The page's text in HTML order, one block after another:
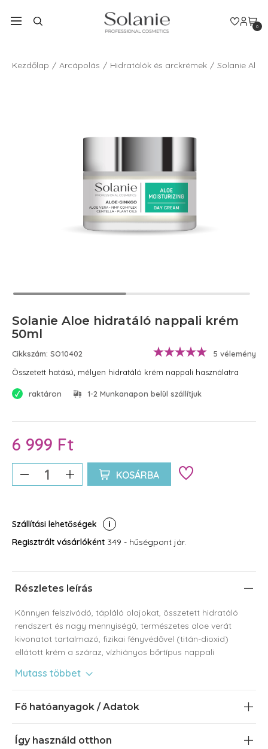
0
Kezdőlap Arcápolás Hidratálók és arckrémek Solanie
Részletes leírás
Könnyen felszívódó, tápláló olajokat, összetett hidratáló
rendszert és nagy mennyiségű, természetes aloe verát
kivonatot tartalmazó, fizikai fényvédővel (titán-dioxid)
ellátott krém a száraz, vízhiányos bőrtípus nappali
olajai és centella kivonata késlelteti a bőröregedés
Mutass többet
Fő hatóanyagok / Adatok
Így használd otthon
Solanie Aloe hidratáló nappali krém
50ml
Cikkszám: SO10402
5 vélemény
Összetett hatású, mélyen hidratáló krém nappali használatra
raktáron 1-2 Munkanapon belül szállítjuk
6 999 Ft
KOSÁRBA
Szállítási lehetőségek
Regisztrált vásárlóként 349 - hűségpont jár.